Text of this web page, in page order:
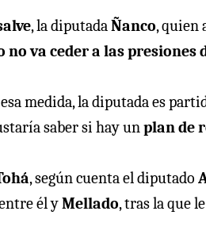
, la diputadaÑanco, quien
no va ceder a las
medida, la diputada es
saber si hay unplan de
, según cuenta el diputado
él yMellado, tras la que